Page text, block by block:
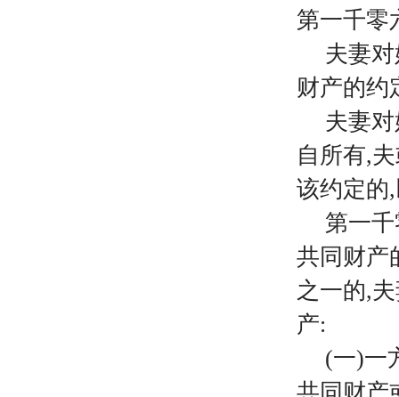
第一千零
夫妻
财产的约
夫妻
自所有,
该约定的
第一
共同财产
之一的,
产:
(一)一